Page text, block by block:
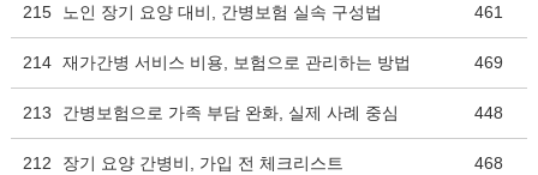
215 노인 장기 요양 대비, 간병보험 실속 구성법 461
214 재가간병 서비스 비용, 보험으로 관리하는 방법 469
213 간병보험으로 가족 부담 완화, 실제 사례 중심 448
212 장기 요양 간병비, 가입 전 체크리스트 468